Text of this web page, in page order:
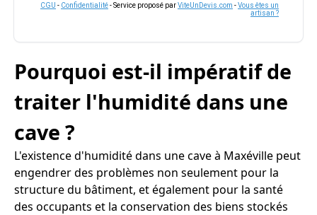
CGU - Confidentialité- Service proposé parViteUnDevis.com -Vous êtes un
artisan ?
Pourquoi est-il impératif de
traiter l'humidité dans une
cave ?
L'existence d'humidité dans une cave à Maxéville peut
engendrer des problèmes non seulement pour la
structure du bâtiment, et également pour la santé
des occupants et la conservation des biens stockés